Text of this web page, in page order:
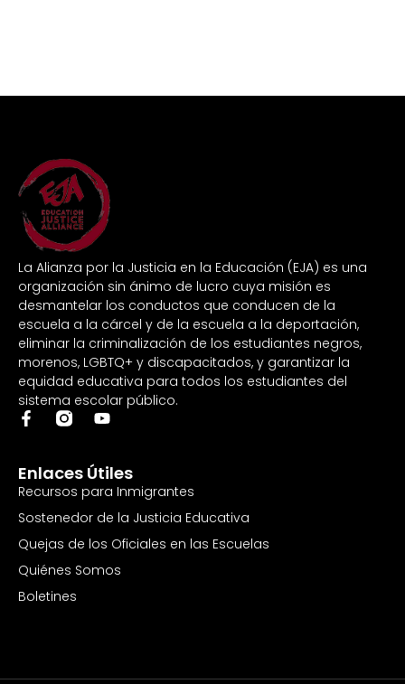
La Alianza por la Justicia en la Educación (EJA) es una
organización sin ánimo de lucro cuya misión es
desmantelar los conductos que conducen de la
escuela a la cárcel y de la escuela a la deportación,
eliminar la criminalización de los estudiantes negros,
morenos, LGBTQ+ y discapacitados, y garantizar la
equidad educativa para todos los estudiantes del
sistema escolar público.
Enlaces Útiles
Recursos para Inmigrantes
Sostenedor de la Justicia Educativa
Quejas de los Oficiales en las Escuelas
Quiénes Somos
Boletines